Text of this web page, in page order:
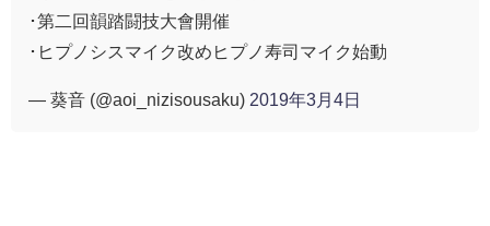
･第二回韻踏闘技大會開催
･ヒプノシスマイク改めヒプノ寿司マイク始動
— 葵音 (@aoi_nizisousaku) 2019年3月4日